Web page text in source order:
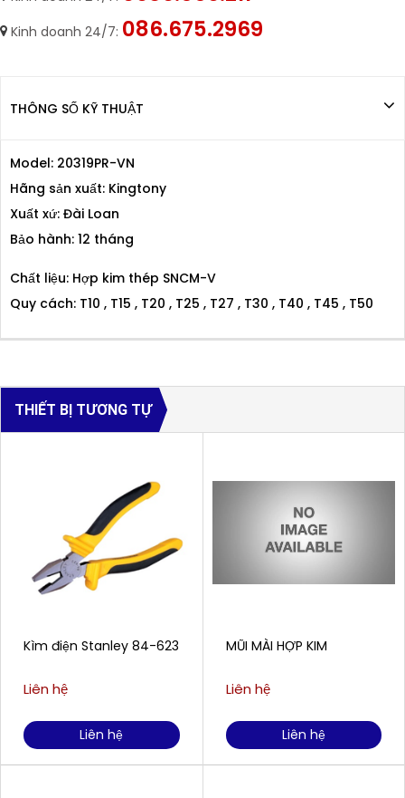
Kinh doanh 24/7: 086.675.2969
THÔNG SỐ KỸ THUẬT
Model: 20319PR-VN
Hãng sản xuất: Kingtony
Xuất xứ: Đài Loan
Bảo hành: 12 tháng
Chất liệu: Hợp kim thép SNCM-V
Quy cách: T10 , T15 , T20 , T25 , T27 , T30 , T40 , T45 , T50
THIẾT BỊ TƯƠNG TỰ
Kìm điện Stanley 84-623
Liên hệ
Liên hệ
MŨI MÀI HỢP KIM
Liên hệ
Liên hệ